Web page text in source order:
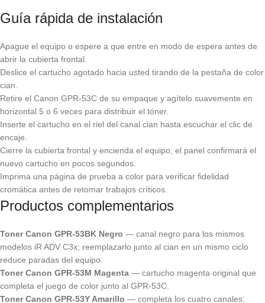
Guía rápida de instalación
Apague el equipo o espere a que entre en modo de espera antes de
abrir la cubierta frontal.
Deslice el cartucho agotado hacia usted tirando de la pestaña de color
cian.
Retire el Canon GPR-53C de su empaque y agítelo suavemente en
horizontal 5 o 6 veces para distribuir el tóner.
Inserte el cartucho en el riel del canal cian hasta escuchar el clic de
encaje.
Cierre la cubierta frontal y encienda el equipo; el panel confirmará el
nuevo cartucho en pocos segundos.
Imprima una página de prueba a color para verificar fidelidad
cromática antes de retomar trabajos críticos.
Productos complementarios
Toner Canon GPR-53BK Negro — canal negro para los mismos
modelos iR ADV C3x; reemplazarlo junto al cian en un mismo ciclo
reduce paradas del equipo.
Toner Canon GPR-53M Magenta — cartucho magenta original que
completa el juego de color junto al GPR-53C.
Toner Canon GPR-53Y Amarillo — completa los cuatro canales;